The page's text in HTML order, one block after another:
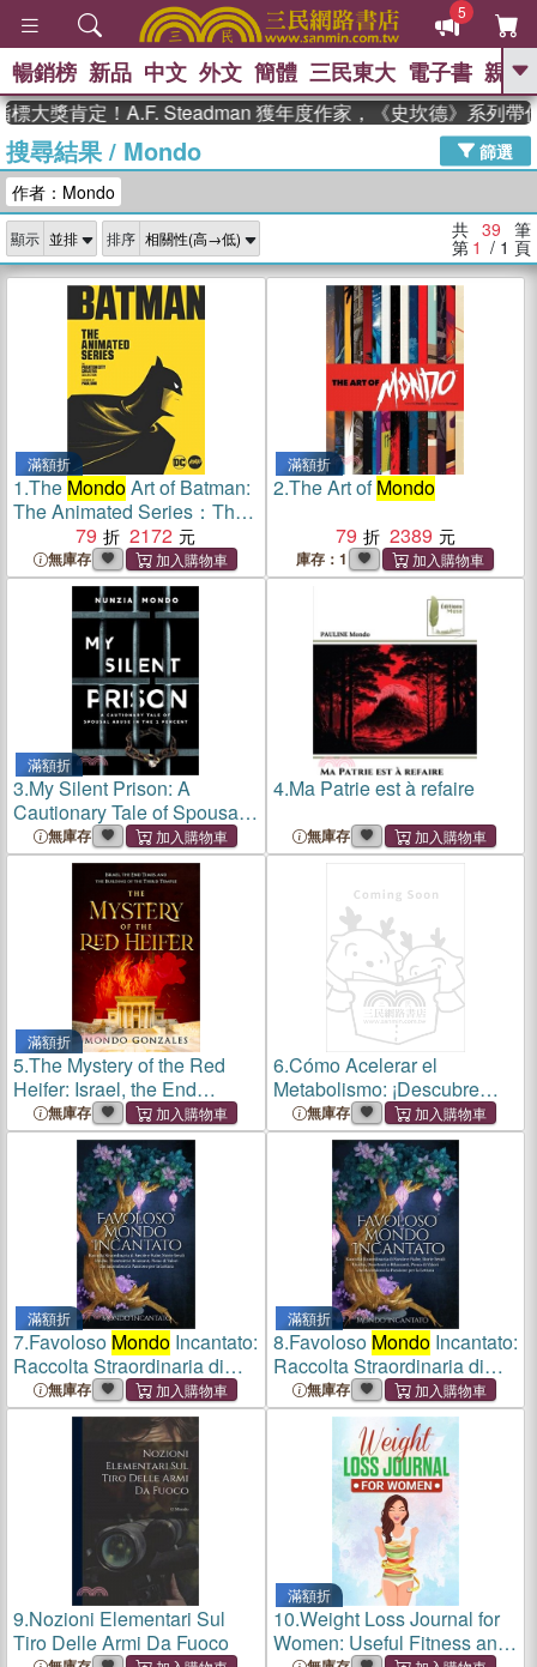
5
GO
高希均教授回憶錄
、 The Odyssey 、 父親節 、 如果歷
獎 臺灣漫遊錄 、 方念華 、 台灣的李
登輝時代
數學女孩：黎曼猜想 、
偉大的迷走神經
暢銷榜 新品 中文 外文 簡體 三民東大 電子書 親子
肯定！A.F. Steadman 獲年度作家，《史坎德》系列帶你踏
搜尋結果/ Mondo
篩選
作者：Mondo
顯示 排序 共 39 筆
第 1 / 1 頁
滿額折
1.The MondoArt of Batman:
The Animated Series：The
Phantom City Creative
Collection
79 2172
無庫存
滿額折
2.The Art ofMondo
79
2389
庫存：1
滿額折
3.My Silent Prison: A
Cautionary Tale of Spousal
Abuse in the 1 Percent
無庫存
4.Ma Patrie est à refaire
無庫存
滿額折
5.The Mystery of the Red
Heifer: Israel, the End
Times, and the Building of
the Third Temple
無庫存
6.Cómo Acelerar el
Metabolismo: ¡Descubre
Cómo Estilo de Vida y
Elecciones Alimentarias
Pueden Transformar tu
Cuerpo en 28 Días!
Despierta tu Metaboli
無庫存
滿額折
7.Favoloso Mondo Incantato:
Raccolta Straordinaria di
Favole e Fiabe, Storie Serali
Uniche, Divertenti e
Rilassanti, Pieno di Valori
che Accendono
無庫存
滿額折
8.Favoloso MondoIncantato:
Raccolta Straordinaria di
Favole e Fiabe, Storie Serali
Uniche, Divertenti e
Rilassanti, Pieno di Valori
che Accendono
無庫存
9.Nozioni Elementari Sul
Tiro Delle Armi Da Fuoco
滿額折
10.Weight Loss Journal for
Women: Useful Fitness and